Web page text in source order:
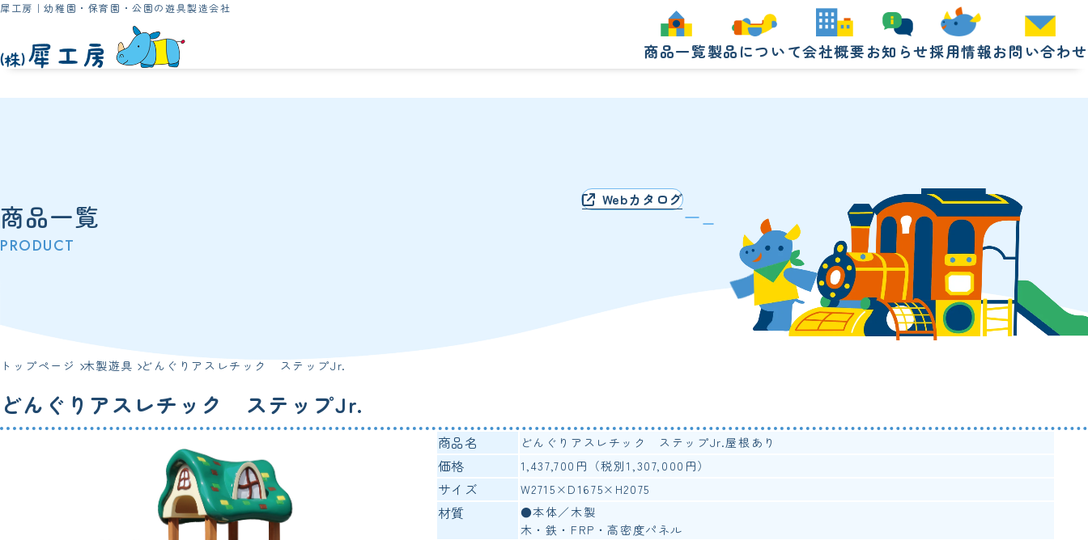
犀工房｜幼稚園・保育園・公園の遊具製造会社
商品一覧製品について
製品について
会社概要
会社概要
お知らせ
お知らせ
採用情報
採用情報
お問い合わせ
お問い合わせ
商品一覧 Webカタログ
トップページ 木製遊具 どんぐりアスレチック ステップJr.
どんぐりアスレチック ステップJr.
商品名 どんぐりアスレチック ステップJr.屋根あり
価格 1,437,700円（税別1,307,000円）
サイズ W2715×D1675×H2075
材質
●本体／木製
木・鉄・FRP・高密度パネル